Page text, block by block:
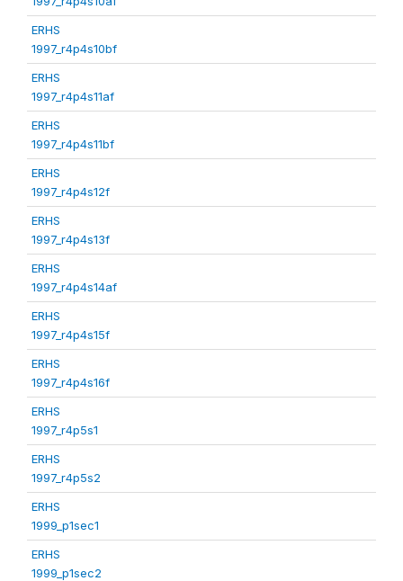
ERHS
1997_r4p4s10bf
ERHS
1997_r4p4s11af
ERHS
1997_r4p4s11bf
ERHS
1997_r4p4s12f
ERHS
1997_r4p4s13f
ERHS
1997_r4p4s14af
ERHS
1997_r4p4s15f
ERHS
1997_r4p4s16f
ERHS
1997_r4p5s1
ERHS
1997_r4p5s2
ERHS
1999_p1sec1
ERHS
1999_p1sec2